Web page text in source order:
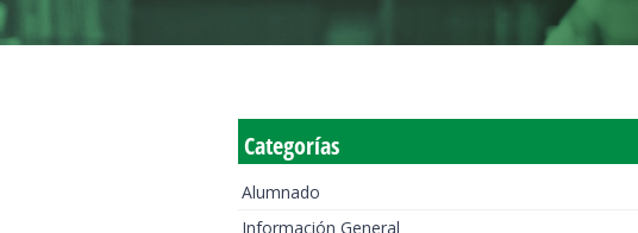
Categorías
Alumnado
Información General